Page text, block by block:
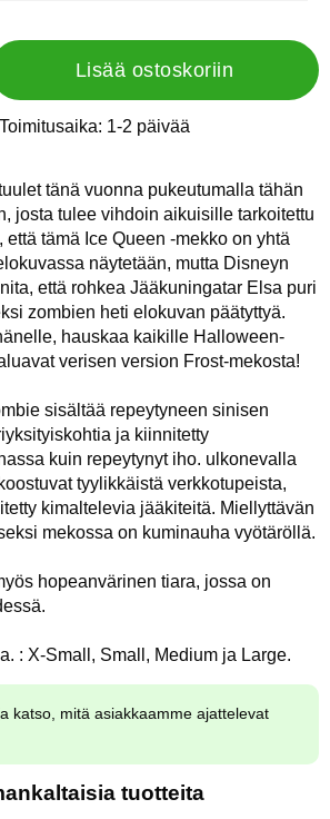
Lisää ostoskoriin
Varastossa
Toimitusaika: 1-2 päivää
tänä vuonna pukeutumalla tähän
josta tulee vihdoin aikuisille tarkoitettu
tämä Ice Queen -mekko on yhtä
näytetään, mutta Disneyn
että rohkea Jääkuningatar Elsa puri
zombien heti elokuvan päätyttyä.
hauskaa kaikille Halloween-
verisen version Frost-mekosta!
sisältää repeytyneen sinisen
ja kiinnitetty
kuin repeytynyt iho. ulkonevalla
tyylikkäistä verkkotupeista,
kimaltelevia jääkiteitä. Miellyttävän
mekossa on kuminauha vyötäröllä.
hopeanvärinen tiara, jossa on
: X-Small, Small, Medium ja Large.
katso, mitä asiakkaamme ajattelevat
tuotteita